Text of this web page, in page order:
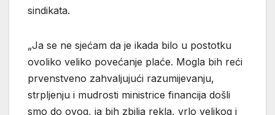
sindikata.
„Ja se ne sjećam da je ikada bilo u postotku
ovoliko veliko povećanje plaće. Mogla bih reći
prvenstveno zahvaljujući razumijevanju,
strpljenju i mudrosti ministrice financija došli
smo do ovog, ja bih zbilja rekla, vrlo velikog i